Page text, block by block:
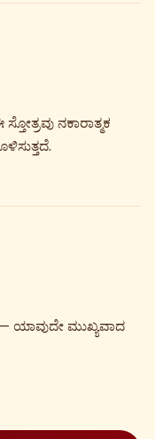
ನಕಾರಾತ್ಮಕ
ಯಾವುದೇ ಮುಖ್ಯವಾದ